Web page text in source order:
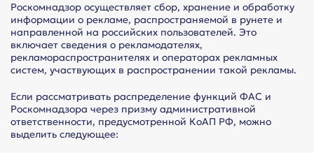
Роскомнадзор осуществляет сбор, хранение и обработку
информации о рекламе, распространяемой в рунете и
направленной на российских пользователей. Это
включает сведения о рекламодателях,
рекламораспространителях и операторах рекламных
систем, участвующих в распространении такой рекламы.
Если рассматривать распределение функций ФАС и
Роскомнадзора через призму административной
ответственности, предусмотренной КоАП РФ, можно
выделить следующее: